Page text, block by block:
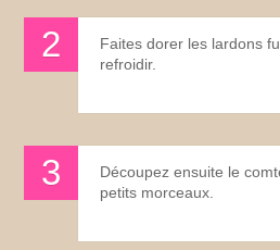
Faites dorer les lardons
refroidir.
Découpez ensuite le
petits morceaux.